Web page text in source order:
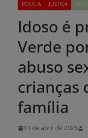
POLÍCIA JUSTIÇA
Idoso é
Verde
abuso
crianças
família
13 de abril de 2026